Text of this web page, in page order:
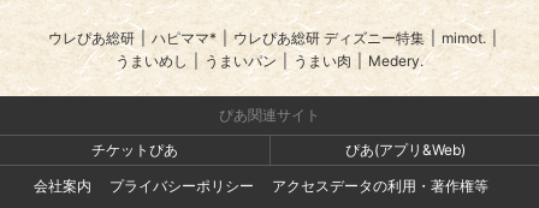
ウレぴあ総研 | ハピママ* | ウレぴあ総研 ディズニー特集 | mimot.
うまいめし
うまいパン うまい肉 Medery.
ぴあ関連サイト
チケットぴあ
ぴあ(アプリ&Web)
会社案内
プライバシーポリシー
アクセスデータの利用・著作権等